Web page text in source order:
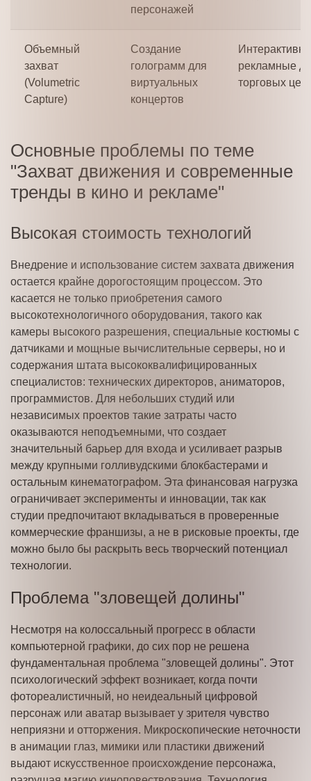
персонажей
Объемный
захват
(Volumetric
Capture)
Создание
голограмм для
виртуальных
концертов
рекламные
торговых
Основные проблемы по теме
"Захват движения и современные
тренды в кино и рекламе"
Высокая стоимость технологий
Внедрение и использование систем захвата движения
остается крайне дорогостоящим процессом. Это
касается не только приобретения самого
высокотехнологичного оборудования, такого как
камеры высокого разрешения, специальные костюмы с
датчиками и мощные вычислительные серверы, но и
содержания штата высококвалифицированных
специалистов: технических директоров, аниматоров,
программистов. Для небольших студий или
независимых проектов такие затраты часто
оказываются неподъемными, что создает
значительный барьер для входа и усиливает разрыв
между крупными голливудскими блокбастерами и
остальным кинематографом. Эта финансовая нагрузка
ограничивает эксперименты и инновации, так как
студии предпочитают вкладываться в проверенные
коммерческие франшизы, а не в рисковые проекты, где
можно было бы раскрыть весь творческий потенциал
технологии.
Проблема "зловещей долины"
Несмотря на колоссальный прогресс в области
компьютерной графики, до сих пор не решена
фундаментальная проблема "зловещей долины". Этот
психологический эффект возникает, когда почти
фотореалистичный, но неидеальный цифровой
персонаж или аватар вызывает у зрителя чувство
неприязни и отторжения. Микроскопические неточности
в анимации глаз, мимики или пластики движений
выдают искусственное происхождение персонажа,